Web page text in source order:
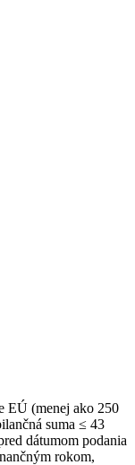
EÚ (menej ako 250
suma ≤ 43
dátumom podania
rokom,